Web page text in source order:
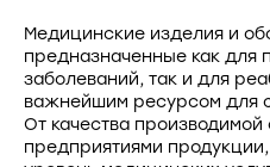
Медицинские изделия и
предназначенные как для
заболеваний, так и для
важнейшим ресурсом для
От качества производимой
предприятиями